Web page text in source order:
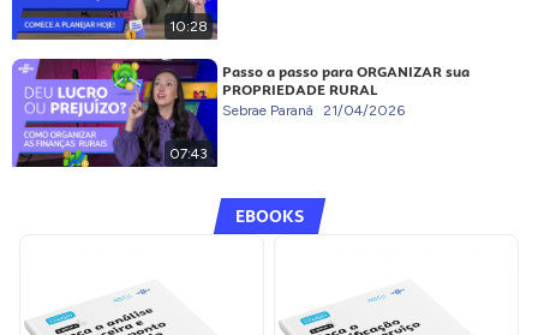
10:28
07:43
Passo a passo para ORGANIZAR sua
PROPRIEDADE RURAL
Sebrae Paraná 21/04/2026
EBOOKS